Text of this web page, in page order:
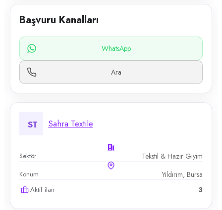
Başvuru Kanalları
WhatsApp
Ara
ST Sahra Textile
Sektör Tekstil & Hazır Giyim
Konum Yıldırım, Bursa
Aktif ilan 3